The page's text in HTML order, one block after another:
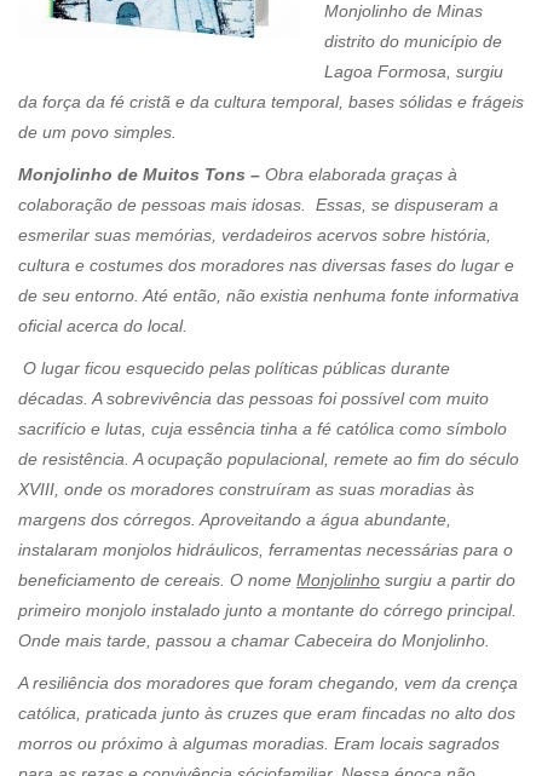
Monjolinho de Minas
distrito do município de
Lagoa Formosa, surgiu
da força da fé cristã e da cultura temporal, bases sólidas e frágeis
de um povo simples.
Monjolinho de Muitos Tons – Obra elaborada graças à
colaboração de pessoas mais idosas. Essas, se dispuseram a
esmerilar suas memórias, verdadeiros acervos sobre história,
cultura e costumes dos moradores nas diversas fases do lugar e
de seu entorno. Até então, não existia nenhuma fonte informativa
oficial acerca do local.
O lugar ficou esquecido pelas políticas públicas durante
décadas. A sobrevivência das pessoas foi possível com muito
sacrifício e lutas, cuja essência tinha a fé católica como símbolo
de resistência. A ocupação populacional, remete ao fim do século
XVIII, onde os moradores construíram as suas moradias às
margens dos córregos. Aproveitando a água abundante,
instalaram monjolos hidráulicos, ferramentas necessárias para o
beneficiamento de cereais. O nome Monjolinho surgiu a partir do
primeiro monjolo instalado junto a montante do córrego principal.
Onde mais tarde, passou a chamar Cabeceira do Monjolinho.
A resiliência dos moradores que foram chegando, vem da crença
católica, praticada junto às cruzes que eram fincadas no alto dos
morros ou próximo à algumas moradias. Eram locais sagrados